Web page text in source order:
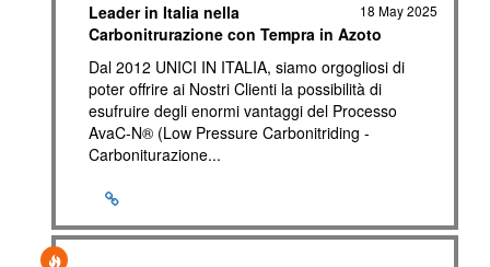
18 May 2025
Leader in Italia nella
Carbonitrurazione con Tempra in Azoto
Dal 2012 UNICI IN ITALIA, siamo orgogliosi di
poter offrire ai Nostri Clienti la possibilità di
esufruire degli enormi vantaggi del Processo
AvaC-N® (Low Pressure Carbonitriding -
Carboniturazione...